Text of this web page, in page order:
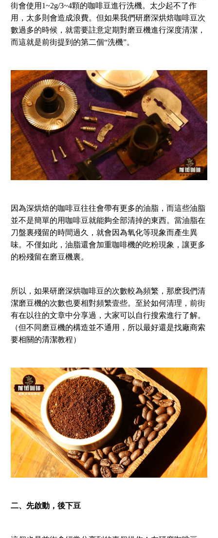
街會使用1~2g/3~4顆的咖啡豆進行洗機。太少起不了作
用，太多則會造成浪費。但如果我們研磨深烘焙咖啡豆次
數過多的時候，就需要註意定期對磨豆機進行深度清潔，
而這就是前街提到的第二個“洗機”。
因為深烘焙的咖啡豆往往會帶有更多的油脂，而這些油脂
並不是簡單的用咖啡豆就能夠全部清掉的東西。當油脂在
刀盤裏殘留的時間過久，就會因為氧化等現象而產生異
味。不僅如此，油脂還會加重咖啡機的吃粉現象，讓更多
的粉殘留在磨豆機裏。
所以，如果研磨深烘咖啡豆的次數較為頻繁，那麽我們清
潔磨豆機的次數也要相對頻繁壹些。至於如何清理，前街
有在以往的文章中分享過，大家可以自行搜索進行了解。
（但不同磨豆機的構造並不通用，所以最好還是找廠商索
要相關的清潔教程）
二、先啟動，後下豆